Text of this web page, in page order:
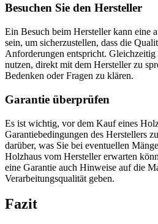
Besuchen Sie den Hersteller
Ein Besuch beim Hersteller kann eine
sein, um sicherzustellen, dass die
Anforderungen entspricht.
nutzen, direkt mit dem Hersteller zu
Bedenken oder Fragen zu klären.
Garantie überprüfen
Es ist wichtig, vor dem Kauf eines
Garantiebedingungen des Herstellers
darüber, was Sie bei eventuellen
Holzhaus vom Hersteller erwarten
eine Garantie auch Hinweise auf die
Verarbeitungsqualität geben.
Fazit